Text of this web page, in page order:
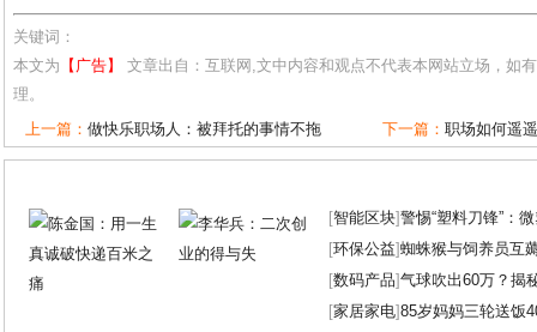
关键词：
本文为 【广告】
文章出自：互联网,文中内容和观点不代表本网站立场，如
理。
上一篇： 做快乐职场人：被拜托的事情不拖 下一篇： 职场如何遥
[智能区块]警惕“塑料刀锋”：
[环保公益]蜘蛛猴与饲养员互
[数码产品]气球吹出60万？揭
[家居家电]85岁妈妈三轮送饭